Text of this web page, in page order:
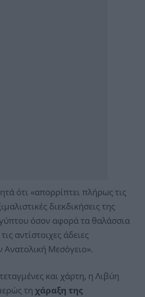
ότι «απορρίπτει πλήρως τις
διεκδικήσεις της
όσον αφορά τα θαλάσσια
αντίστοιχες άδειες
Μεσόγειο».
και χάρτη, η Λιβύη
τη χάραξη της